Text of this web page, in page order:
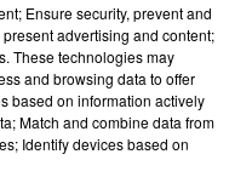
de locaux
Vous êtes
et possédez le
à temps partiel
horaires du lundi au
Ensure security, prevent and
advertising and content;
These technologies may
and browsing data to offer
based on information actively
Match and combine data from
Identify devices based on